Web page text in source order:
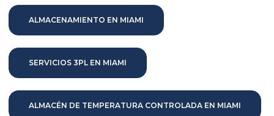
ALMACENAMIENTO EN MIAMI
SERVICIOS 3PL EN MIAMI
ALMACÉN DE TEMPERATURA CONTROLADA EN MIAMI